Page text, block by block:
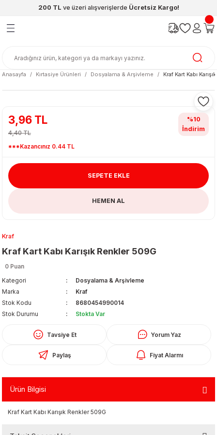
200 TL ve üzeri alışverişlerde Ücretsiz Kargo!
Geri Dön
Geri Dön
& Matara
Geri Dön
Geri Dön
Geri Dön
Geri Dön
Anasayfa
Kırtasiye Ürünleri Dosyalama & Arşivleme Kraf Kart Kabı
Kraf
Kraf Kart Kabı Karışık Renkler 509G
0 Puan
Kategori
Dosyalama & Arşivleme
Marka
Kraf
Stok Kodu
8680454990014
Stok Durumu
Stokta Var
Tavsiye Et Yorum Yaz
Paylaş Fiyat Alarmı
3,96 TL
4,40 TL
***Kazancınız 0.44 TL
%10
İndirim
SEPETE EKLE
HEMEN AL
Ürün Bilgisi
Kraf Kart Kabı Karışık Renkler 509G